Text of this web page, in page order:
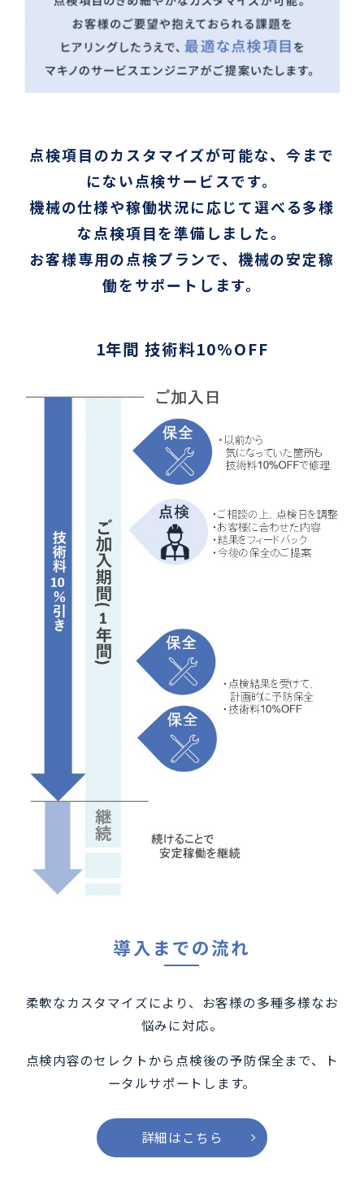
点検項目のカスタマイズが可能な、今まで
にない点検サービスです。
機械の仕様や稼働状況に応じて選べる多様
な点検項目を準備しました。
お客様専用の点検プランで、機械の安定稼
働をサポートします。
1年間 技術料10%OFF
導入までの流れ
柔軟なカスタマイズにより、お客様の多種多様なお
悩みに対応。
点検内容のセレクトから点検後の予防保全まで、ト
ータルサポートします。
詳細はこちら